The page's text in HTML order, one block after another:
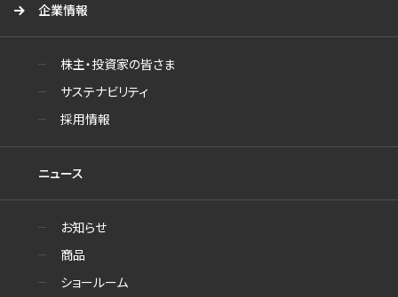
企業情報
株主・投資家の皆さま
サステナビリティ
採用情報
ニュース
お知らせ
商品
ショールーム